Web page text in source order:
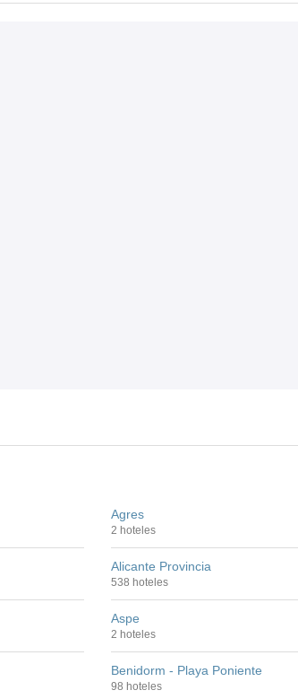
Agres
2 hoteles
Alicante Provincia
538 hoteles
Aspe
2 hoteles
Benidorm - Playa Poniente
98 hoteles